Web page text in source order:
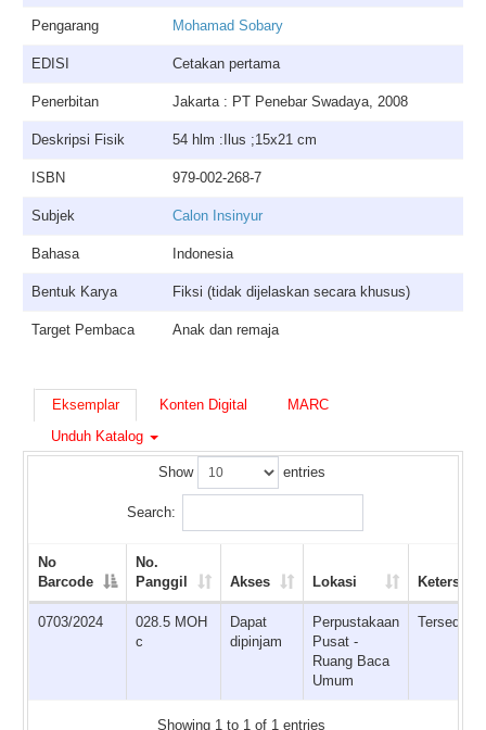
Pengarang Mohamad Sobary
EDISI Cetakan pertama
Penerbitan Jakarta : PT Penebar Swadaya, 2008
Deskripsi Fisik 54 hlm :Ilus ;15x21 cm
ISBN 979-002-268-7
Subjek Calon Insinyur
Bahasa Indonesia
Bentuk Karya Fiksi (tidak dijelaskan secara khusus)
Target Pembaca Anak dan remaja
Eksemplar Konten Digital
MARC
Unduh Katalog
Show entries
Search:
No
Barcode
No.
Panggil
Akses Lokasi
0703/2024
028.5 MOH
c
Dapat
dipinjam
Perpustakaan
Pusat -
Ruang Baca
Umum
Tersedia
Showing 1 to 1 of 1 entries